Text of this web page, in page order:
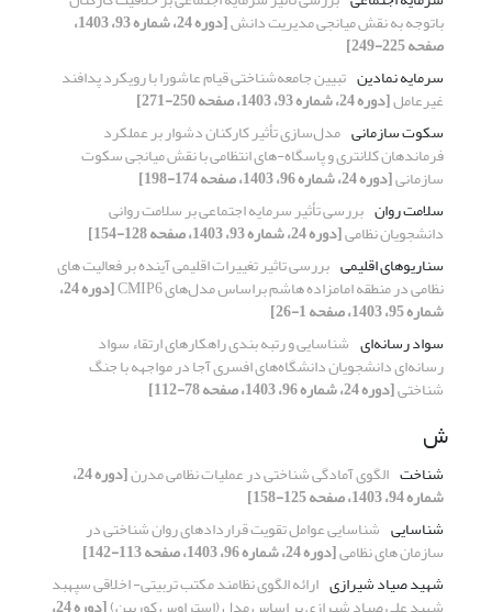
باتوجه به نقش میانجی مدیریت دانش [دوره 24، شماره 93، 1403،
صفحه 225-249]
سرمایه نمادین تبیین جامعه‌شناختی قیام عاشورابا رویکرد پدافند
غیرعامل[دوره 24، شماره 93، 1403، صفحه 250-271]
سکوت سازمانی مدل‌سازی تأثیر کارکنان دشوار بر عملکرد
فرماندهان کلانتری و پاسگاه-های انتظامی با نقش میانجی سکوت
سازمانی[دوره 24، شماره 96، 1403، صفحه 174-198]
سلامت روان بررسی تأثیر سرمایه اجتماعی بر سلامت روانی
دانشجویان نظامی[دوره 24، شماره 93، 1403، صفحه 128-154]
سناریوهای اقلیمی بررسی تاثیر تغییرات اقلیمی آینده بر فعالیت های
نظامی در منطقه امامزاده هاشم براساس مدل‌های CMIP6 [دوره 24،
شماره 95، 1403، صفحه 1-26]
سواد رسانه‌ای شناسایی و رتبه بندی راهکارهای ارتقاء سواد
رسانه‌ای دانشجویان دانشگاه‌های افسری آجا در مواجهه با جنگ
شناختی[دوره 24، شماره 96، 1403، صفحه 78-112]
ش
شناخت الگوی آمادگی شناختی در عملیات نظامی مدرن [دوره 24،
شماره 94، 1403، صفحه 125-158]
شناسایی شناسایی عوامل تقویت قراردادهای روان شناختی در
سازمان های نظامی[دوره 24، شماره 96، 1403، صفحه 113-142]
شهید صیاد شیرازی ارائه الگوی نظامند مکتب تربیتی- اخلاقی سپهبد